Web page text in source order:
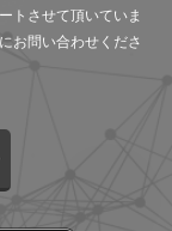
トさせて頂いていま
お問い合わせくださ